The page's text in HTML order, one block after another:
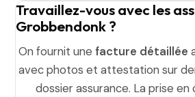
Travaillez-vous avec les
Grobbendonk ?
On fournit une facture détaillée
avec photos et attestation sur
dossier assurance. La prise